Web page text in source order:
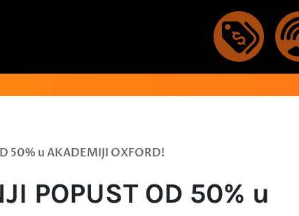
50% u AKADEMIJI OXFORD!
POPUST OD 50% u